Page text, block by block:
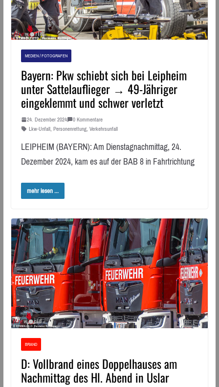
MEDIEN / FOTOGRAFEN
Bayern: Pkw schiebt sich bei Leipheim
unter Sattelauflieger → 49-Jähriger
eingeklemmt und schwer verletzt
24. Dezember 2024
0 Kommentare
Lkw-Unfall, Personenrettung, Verkehrsunfall
LEIPHEIM (BAYERN): Am Dienstagnachmittag, 24.
Dezember 2024, kam es auf der BAB 8 in Fahrtrichtung
mehr lesen ...
BRAND
D: Vollbrand eines Doppelhauses am
Nachmittag des Hl. Abend in Uslar